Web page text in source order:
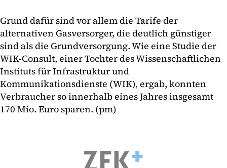
Grund dafür sind vor allem die Tarife der
alternativen Gasversorger, die deutlich günstiger
sind als die Grundversorgung. Wie eine Studie der
WIK-Consult, einer Tochter des Wissenschaftlichen
Instituts für Infrastruktur und
Kommunikationsdienste (WIK), ergab, konnten
Verbraucher so innerhalb eines Jahres insgesamt
170 Mio. Euro sparen. (pm)